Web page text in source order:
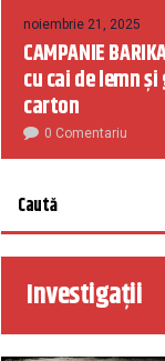
noiembrie 21, 2025
CAMPANIE
cu cai de lemn
carton
0 Comentariu
Investigații